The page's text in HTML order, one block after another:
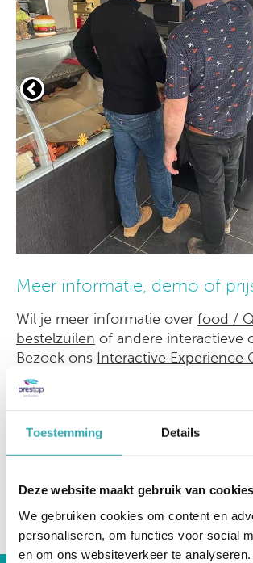
Toestemming Details
Deze website maakt gebruik van cookies
We gebruiken cookies om content en
personaliseren, om functies voor social
en om ons websiteverkeer te
Meer informatie, demo of
Wil je meer informatie over food /
bestelzuilen of andere interactieve
Bezoek ons Interactive Experience
een rondleiding van alle
die we hebben.
Of neem contact op met Prestop
606|verkoop@prestop.nl|
contactformulier in
terug naar overzicht